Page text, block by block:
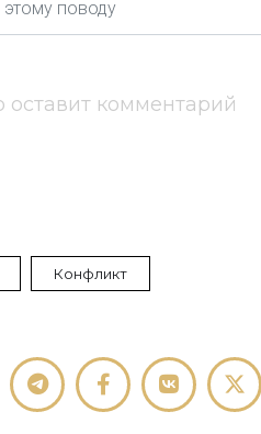
оставит комментарий
Конфликт